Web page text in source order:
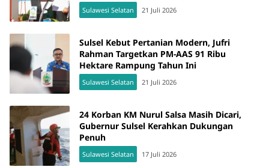
Sulawesi Selatan 21 Juli 2026
Sulsel Kebut Pertanian Modern, Jufri
Rahman Targetkan PM-AAS 91 Ribu
Hektare Rampung Tahun Ini
Sulawesi Selatan 21 Juli 2026
24 Korban KM Nurul Salsa Masih Dicari,
Gubernur Sulsel Kerahkan Dukungan
Penuh
Sulawesi Selatan 17 Juli 2026